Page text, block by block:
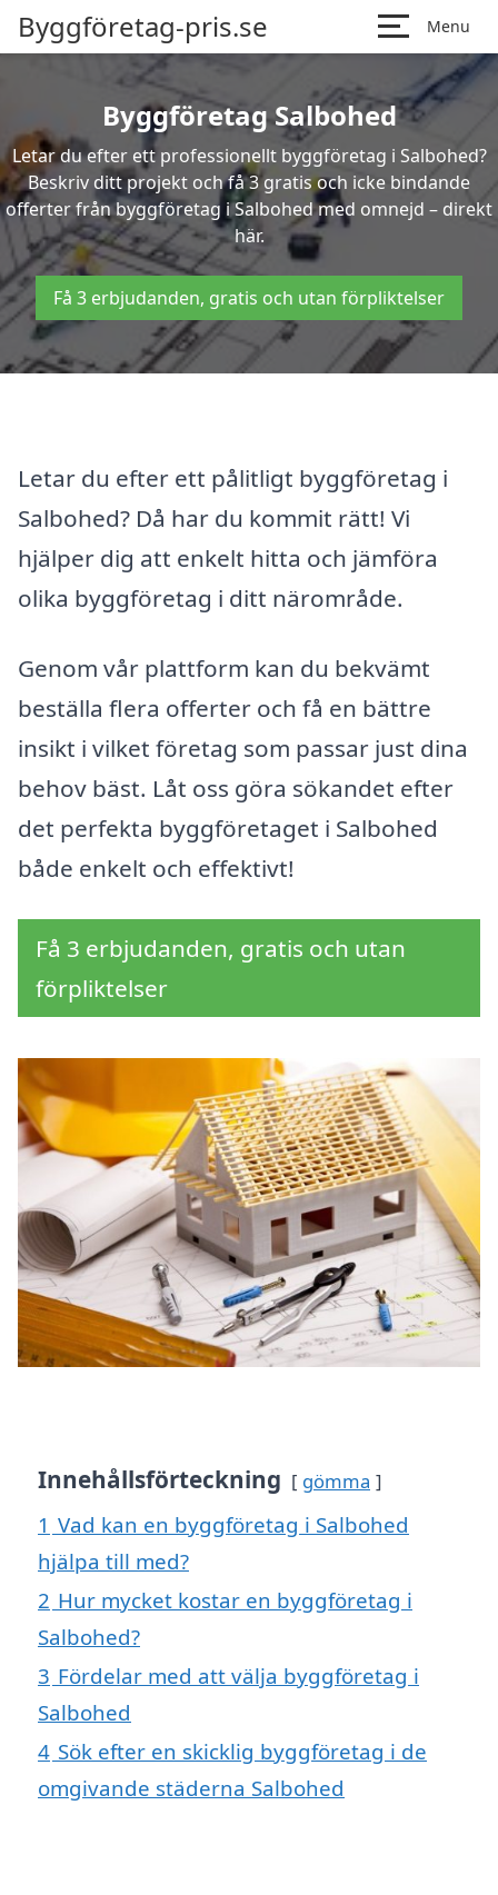
Byggföretag-pris.se Menu
Byggföretag Salbohed
Letar du efter ett professionellt byggföretag i Salbohed?
Beskriv ditt projekt och få 3 gratis och icke bindande
offerter från byggföretag i Salbohed med omnejd – direkt
här.
Få 3 erbjudanden, gratis och utan förpliktelser
Letar du efter ett pålitligt byggföretag i
Salbohed? Då har du kommit rätt! Vi
hjälper dig att enkelt hitta och jämföra
olika byggföretag i ditt närområde.
Genom vår plattform kan du bekvämt
beställa flera offerter och få en bättre
insikt i vilket företag som passar just dina
behov bäst. Låt oss göra sökandet efter
det perfekta byggföretaget i Salbohed
både enkelt och effektivt!
Få 3 erbjudanden, gratis och utan
förpliktelser
Innehållsförteckning gömma
1 Vad kan en byggföretag i Salbohed
hjälpa till med?
2 Hur mycket kostar en byggföretag i
Salbohed?
3 Fördelar med att välja byggföretag i
Salbohed
4 Sök efter en skicklig byggföretag i de
omgivande städerna Salbohed